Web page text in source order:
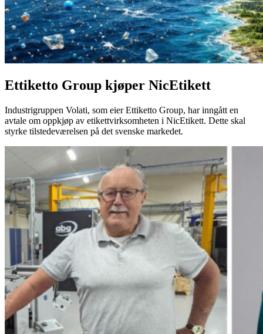
Ettiketto Group kjøper NicEtikett
Industrigruppen Volati, som eier Ettiketto Group, har inngått en
avtale om oppkjøp av etikettvirksomheten i NicEtikett. Dette skal
styrke tilstedeværelsen på det svenske markedet.